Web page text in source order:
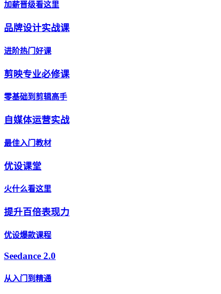
加薪晋级看这里
品牌设计实战课
进阶热门好课
剪映专业必修课
零基础到剪辑高手
自媒体运营实战
最佳入门教材
优设课堂
火什么看这里
提升百倍表现力
优设爆款课程
Seedance 2.0
从入门到精通